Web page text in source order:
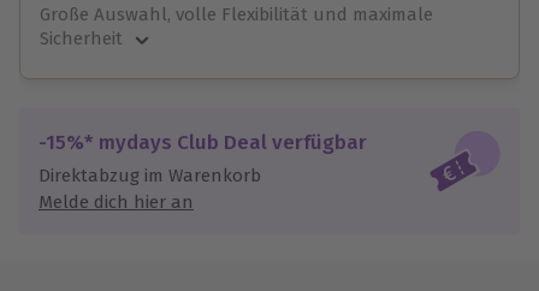
Große Auswahl, volle Flexibilität und maximale
Sicherheit
Jeder Gutschein für alle Erlebnisse einlösbar.
Maximale Sicherheit
10 Jahre gültig & verlängerbar.
-15%* mydays Club Deal verfügbar
Direktabzug im Warenkorb
Melde dich hier an